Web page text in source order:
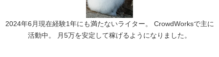
2024年6月現在経験1年にも満たないライター。 CrowdWorksで主に
活動中。 月5万を安定して稼げるようになりました。